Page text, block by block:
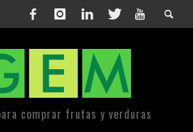
comprar frutas y verduras